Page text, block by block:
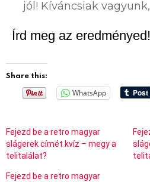
jól! Kíváncsiak
Írd meg az eredményed!
Share this:
WhatsApp
Fejezd be a retro magyar
slágerek címét kvíz – megy a
telitalálat?
Fejezd be a retro magyar